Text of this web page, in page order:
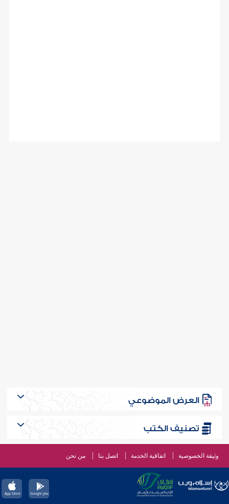
العرض الموضوعي
تصنيف الكتب
وثيقة الخصوصية اتفاقية الخدمة اتصل بنا من نحن